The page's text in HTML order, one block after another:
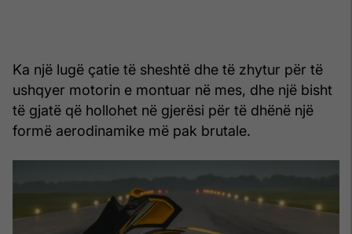
Ka një lugë çatie të sheshtë dhe të zhytur për të
ushqyer motorin e montuar në mes, dhe një bisht
të gjatë që hollohet në gjerësi për të dhënë një
formë aerodinamike më pak brutale.